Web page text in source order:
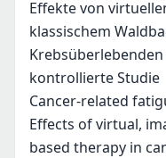
Effekte von
klassischem
kontrollierte Studie
Cancer-related
Effects of virtual,
based therapy in